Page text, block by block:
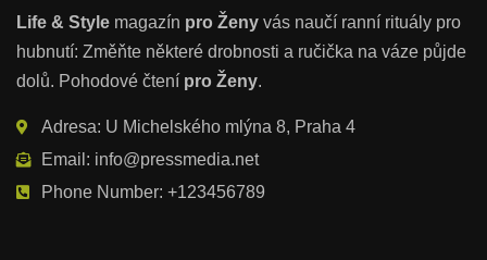
Life & Style magazín pro Ženy vás naučí ranní rituály pro
hubnutí: Změňte některé drobnosti a ručička na váze půjde
dolů. Pohodové čtení pro Ženy.
Adresa: U Michelského mlýna 8, Praha 4
Email: info@pressmedia.net
Phone Number: +123456789